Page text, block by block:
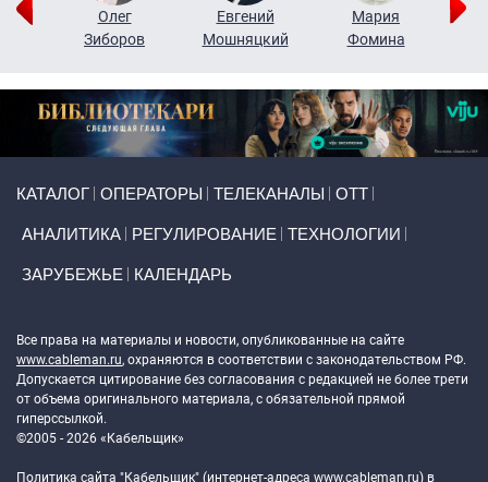
Олег
Зиборов
Евгений
Мошняцкий
Мария
Фомина
КАТАЛОГ ОПЕРАТОРЫ ТЕЛЕКАНАЛЫ ОТТ
АНАЛИТИКА РЕГУЛИРОВАНИЕ ТЕХНОЛОГИИ
ЗАРУБЕЖЬЕ КАЛЕНДАРЬ
Все права на материалы и новости, опубликованные на сайте
www.cableman.ru, охраняются в соответствии с законодательством РФ.
Допускается цитирование без согласования с редакцией не более трети
от объема оригинального материала, с обязательной прямой
гиперссылкой.
©2005 - 2026 «Кабельщик»
Политика сайта "Кабельщик" (интернет-адреса www.cableman.ru) в